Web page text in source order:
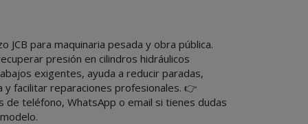
JCB para maquinaria pesada y obra pública.
presión en cilindros hidráulicos
exigentes, ayuda a reducir paradas,
y facilitar reparaciones profesionales. 👉
de teléfono, WhatsApp o email si tienes dudas